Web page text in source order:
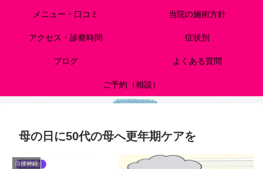
メニュー・口コミ 当院の施術方針
アクセス・診察時間 症状別
ブログ よくある質問
ご予約（相談）
母の日に50代の母へ更年期ケアを
自律神経